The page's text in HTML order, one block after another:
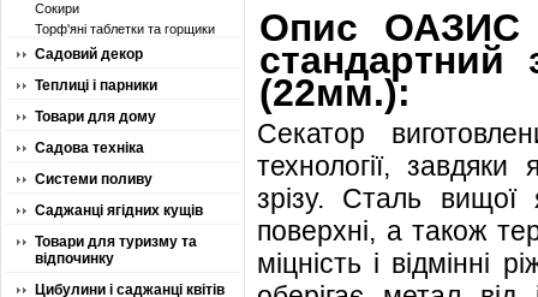
Сокири
Торф'яні таблетки та горщики
Садовий декор
Теплиці і парники
Товари для дому
Садова техніка
Системи поливу
Саджанці ягідних кущів
Товари для туризму та
відпочинку
Цибулини і саджанці квітів
Опис ОАЗИС
(22мм.):
Cекатор
технології, завдяки
зрізу. Сталь вищої
поверхні, а також
міцність і відмінні